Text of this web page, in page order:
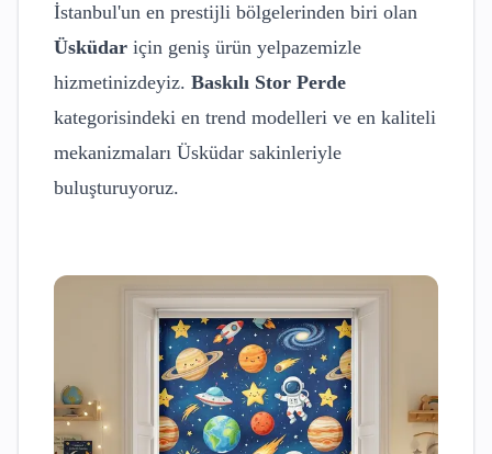
İstanbul'un en prestijli bölgelerinden biri olan
Üsküdar için geniş ürün yelpazemizle
hizmetinizdeyiz. Baskılı Stor Perde
kategorisindeki en trend modelleri ve en kaliteli
mekanizmaları Üsküdar sakinleriyle
buluşturuyoruz.